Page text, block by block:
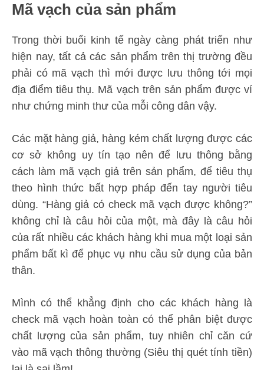
Mã vạch của sản phẩm
Trong thời buổi kinh tế ngày càng phát triển như
hiện nay, tất cả các sản phẩm trên thị trường đều
phải có mã vạch thì mới được lưu thông tới mọi
địa điểm tiêu thụ. Mã vạch trên sản phẩm được ví
như chứng minh thư của mỗi công dân vậy.
Các mặt hàng giả, hàng kém chất lượng được các
cơ sở không uy tín tạo nên để lưu thông bằng
cách làm mã vạch giả trên sản phẩm, để tiêu thụ
theo hình thức bất hợp pháp đến tay người tiêu
dùng. “Hàng giả có check mã vạch được không?”
không chỉ là câu hỏi của một, mà đây là câu hỏi
của rất nhiều các khách hàng khi mua một loại sản
phẩm bất kì để phục vụ nhu cầu sử dụng của bản
thân.
Mình có thể khẳng định cho các khách hàng là
check mã vạch hoàn toàn có thể phân biệt được
chất lượng của sản phẩm, tuy nhiên chỉ căn cứ
vào mã vạch thông thường (Siêu thị quét tính tiền)